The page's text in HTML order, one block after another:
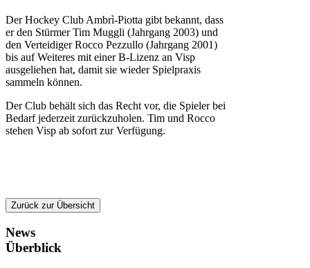
Der Hockey Club Ambrì-Piotta gibt bekannt, dass
er den Stürmer Tim Muggli (Jahrgang 2003) und
den Verteidiger Rocco Pezzullo (Jahrgang 2001)
bis auf Weiteres mit einer B-Lizenz an Visp
ausgeliehen hat, damit sie wieder Spielpraxis
sammeln können.
Der Club behält sich das Recht vor, die Spieler bei
Bedarf jederzeit zurückzuholen. Tim und Rocco
stehen Visp ab sofort zur Verfügung.
Zurück zur Übersicht
News
Überblick